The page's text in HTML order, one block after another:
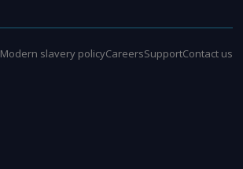
Modern slavery policyCareersSupportContact us